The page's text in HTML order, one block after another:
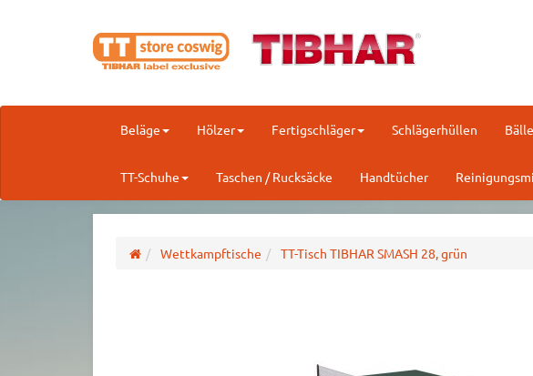
Beläge Hölzer Fertigschläger Schlägerhüllen
TT-Schuhe Taschen / Rucksäcke Handtücher
Wettkampftische TT-Tisch TIBHAR SMASH 28, grün